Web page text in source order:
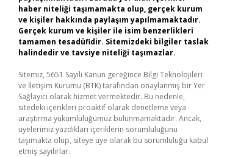
haber niteliği taşımamakta olup, gerçek kurum
ve kişiler hakkında paylaşım yapılmamaktadır.
Gerçek kurum ve kişiler ile isim benzerlikleri
tamamen tesadüfidir. Sitemizdeki bilgiler taslak
halindedir ve tavsiye niteliği taşımazlar.
Sitemiz, 5651 Sayılı Kanun gereğince Bilgi Teknolojileri
ve İletişim Kurumu (BTK) tarafından onaylanmış bir Yer
Sağlayıcı olarak hizmet vermektedir. Bu nedenle,
sitedeki içerikleri proaktif olarak denetleme veya
araştırma yükümlülüğümüz bulunmamaktadır. Ancak,
üyelerimiz yazdıkları içeriklerin sorumluluğunu
taşımakta olup, siteye üye olarak bu sorumluluğu kabul
etmiş sayılırlar.